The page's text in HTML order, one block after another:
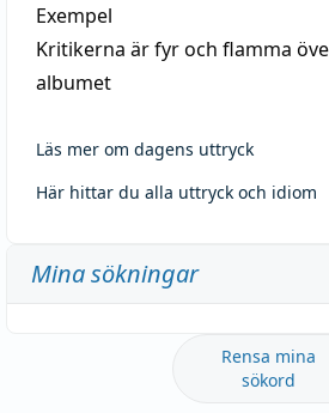
Exempel
Kritikerna är fyr och flamma
albumet
Läs mer om dagens uttryck
Här hittar du alla uttryck och idiom
Mina sökningar
Rensa mina
sökord